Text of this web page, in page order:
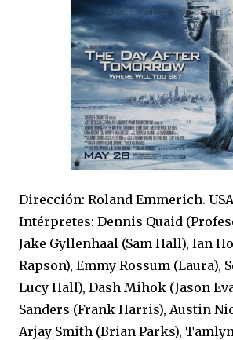
Dirección: Roland Emmerich.
Intérpretes: Dennis Quaid
Jake Gyllenhaal (Sam Hall), Ian
Rapson), Emmy Rossum (Laura),
Lucy Hall), Dash Mihok (Jason
Sanders (Frank Harris), Austin
Arjay Smith (Brian Parks),